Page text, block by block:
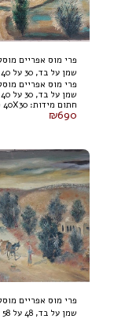
פרי מוס אפריים
חתום
פרי מוס אפריים
חתום מידות: 40X30 ס"מ
₪690
פרי מוס אפריים